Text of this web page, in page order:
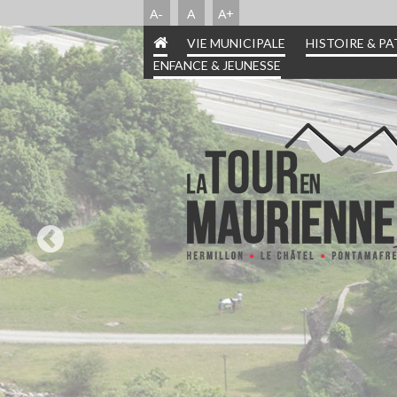
A- A A+
VIE MUNICIPALE
VIE
HISTOIRE &
HISTOIRE &
INFORMATIONS
ENFANCE & JEUNESSE
ENFANCE &